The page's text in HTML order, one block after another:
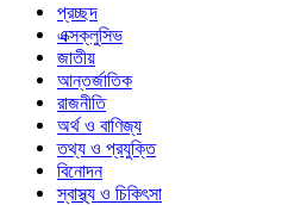
প্রচ্ছদ
এক্সক্লুসিভ
জাতীয়
আন্তর্জাতিক
রাজনীতি
অর্থ ও বাণিজ্য
তথ্য ও প্রযুক্তি
বিনোদন
স্বাস্থ্য ও চিকিৎসা